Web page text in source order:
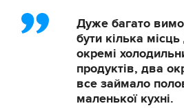
Дуже багато
бути кілька
окремі
продуктів, два
все займало
маленької кухні.